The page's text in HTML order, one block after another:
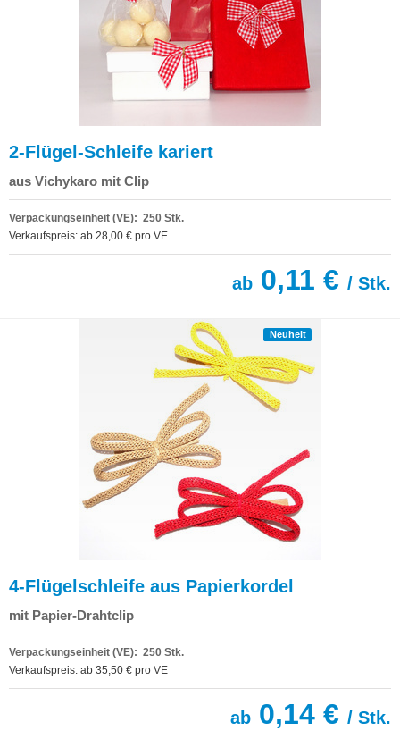
2-Flügel-Schleife kariert
aus Vichykaro mit Clip
Verpackungseinheit (VE): 250 Stk.
Verkaufspreis: ab 28,00 € pro VE
ab 0,11 € / Stk.
Neuheit
4-Flügelschleife aus Papierkordel
mit Papier-Drahtclip
Verpackungseinheit (VE): 250 Stk.
Verkaufspreis: ab 35,50 € pro VE
ab 0,14 € / Stk.